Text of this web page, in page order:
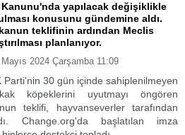
Kanunu'nda yapılacak değişiklikle
konusunu gündemine aldı.
teklifinin ardından Meclis
planlanıyor.
2024 Çarşamba 11:09
Parti'nin 30 gün içinde sahiplenilmeyen
köpeklerini uyutmayı öngören
teklifi, hayvanseverler tarafından
Change.org'da başlatılan imza